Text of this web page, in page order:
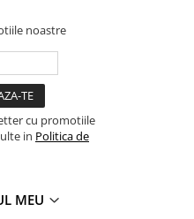
noastre
cu promotiile
in Politica de
MEU